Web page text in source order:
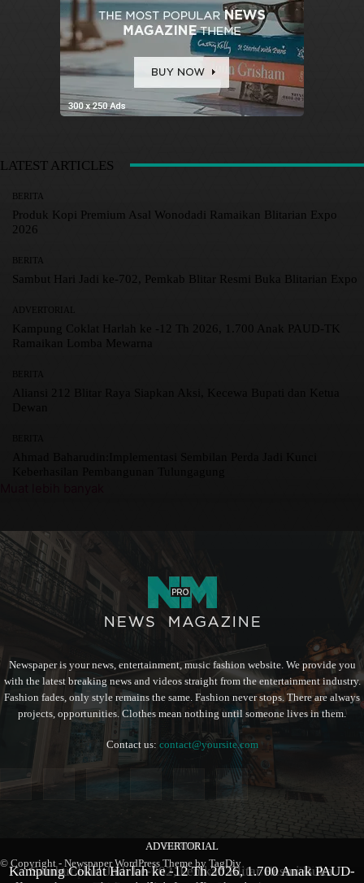
BERITA
Produk Kopi Premium Asal Wonodadi Ramaikan Blitarian
BERITA
Sambut Hari Jadi ke-702, Pemkab Blitar Resmi Buka
ADVERTORIAL
Kampung Coklat Harlah ke -12 Th 2026, 1.700 Anak PAUD-
LATEST ARTICLES
BERITA
Produk Kopi Premium Asal Wonodadi Ramaikan Blitarian Expo
2026
BERITA
Sambut Hari Jadi ke-702, Pemkab Blitar Resmi Buka Blitarian Expo
ADVERTORIAL
Kampung Coklat Harlah ke -12 Th 2026, 1.700 Anak PAUD-TK
Ramaikan Lomba Mewarna
BERITA
Newspaper is your news, entertainment, music fashion website. We provide you
with the latest breaking news and videos straight from the entertainment industry.
Fashion fades, only style remains the same. Fashion never stops. There are always
projects, opportunities. Clothes mean nothing until someone lives in them.
Contact us: contact@yoursite.com
© Copyright - Newspaper WordPress Theme by TagDiv